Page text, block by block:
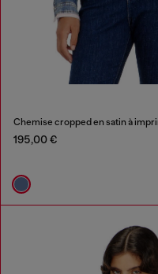
195,00 €